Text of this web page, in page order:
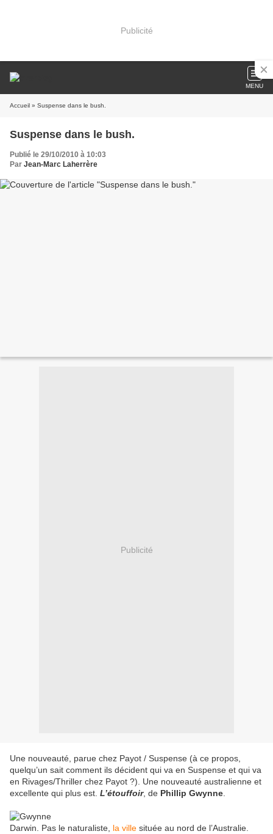
Publicité
MENU
Accueil » Suspense dans le bush.
Suspense dans le bush.
Publié le 29/10/2010 à 10:03
Par Jean-Marc Laherrère
Publicité
Une nouveauté, parue chez Payot / Suspense (à ce propos,
quelqu’un sait comment ils décident qui va en Suspense et qui va
en Rivages/Thriller chez Payot ?). Une nouveauté australienne et
excellente qui plus est. L’étouffoir, de Phillip Gwynne
Darwin. Pas le naturaliste, la ville située au nord de l’Australie.